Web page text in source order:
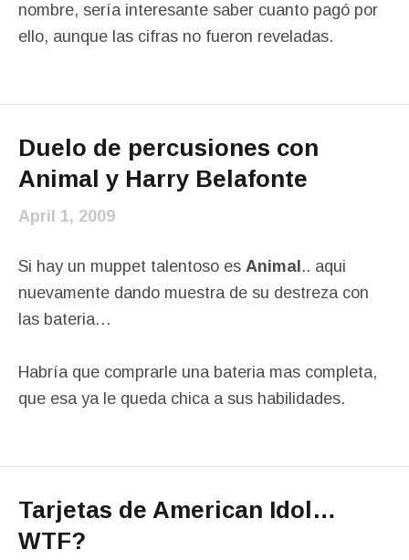
nombre, sería interesante saber cuanto pagó por
ello, aunque las cifras no fueron reveladas.
Duelo de percusiones con
Animal y Harry Belafonte
April 1, 2009
Si hay un muppet talentoso es Animal .. aqui
nuevamente dando muestra de su destreza con
las bateria…
Habría que comprarle una bateria mas completa,
que esa ya le queda chica a sus habilidades.
Tarjetas de American Idol…
WTF?